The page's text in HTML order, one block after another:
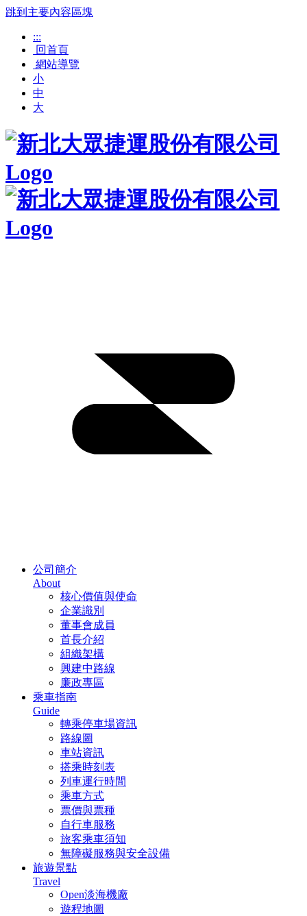
跳到主要內容區塊
:::
回首頁
網站導覽
小
中
大
公司簡介
About
核心價值與使命
企業識別
董事會成員
首長介紹
組織架構
興建中路線
廉政專區
乘車指南
Guide
轉乘停車場資訊
路線圖
車站資訊
搭乘時刻表
列車運行時間
乘車方式
票價與票種
自行車服務
旅客乘車須知
無障礙服務與安全設備
旅遊景點
Travel
Open淡海機廠
遊程地圖